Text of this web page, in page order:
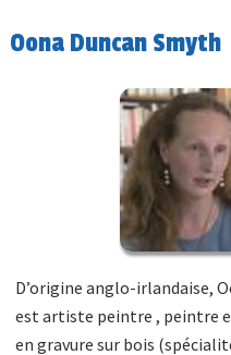
Oona Duncan Smyth
D’origine anglo-irlandaise,
est artiste peintre , peintre
en gravure sur bois